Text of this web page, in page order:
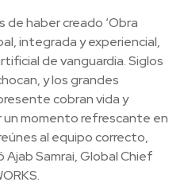
de haber creado ‘Obra
integrada y experiencial,
de vanguardia. Siglos
y los grandes
cobran vida y
un momento refrescante en
al equipo correcto,
Samrai, Global Chief